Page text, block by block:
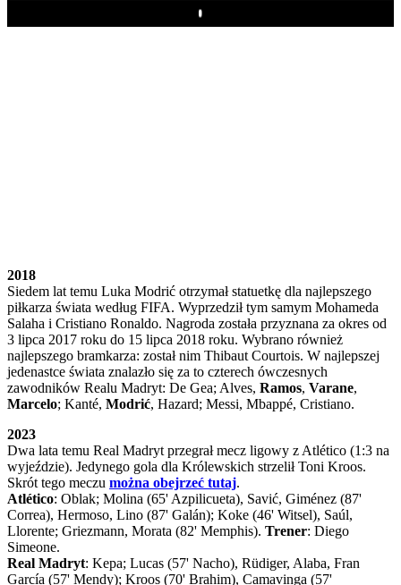
Play
2018
Siedem lat temu Luka Modrić otrzymał statuetkę dla najlepszego
piłkarza świata według FIFA. Wyprzedził tym samym Mohameda
Salaha i Cristiano Ronaldo. Nagroda została przyznana za okres od
3 lipca 2017 roku do 15 lipca 2018 roku. Wybrano również
najlepszego bramkarza: został nim Thibaut Courtois. W najlepszej
jedenastce świata znalazło się za to czterech ówczesnych
zawodników Realu Madryt: De Gea; Alves, Ramos, Varane,
Marcelo; Kanté, Modrić, Hazard; Messi, Mbappé, Cristiano.
2023
Dwa lata temu Real Madryt przegrał mecz ligowy z Atlético (1:3 na
wyjeździe). Jedynego gola dla Królewskich strzelił Toni Kroos.
Skrót tego meczu można obejrzeć tutaj.
Atlético: Oblak; Molina (65' Azpilicueta), Savić, Giménez (87'
Correa), Hermoso, Lino (87' Galán); Koke (46' Witsel), Saúl,
Llorente; Griezmann, Morata (82' Memphis). Trener: Diego
Simeone.
Real Madryt: Kepa; Lucas (57' Nacho), Rüdiger, Alaba, Fran
García (57' Mendy); Kroos (70' Brahim), Camavinga (57'